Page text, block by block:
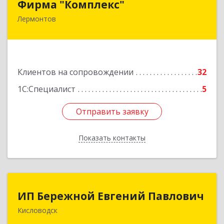
Фирма "Комплекс"
Лермонтов
Клиентов на сопровождении
32
1С:Специалист
5
Отправить заявку
Показать контакты
357348, Ставропольский край, Лермонтов г,
Отправить заявку
Назад
ИП Бережной Евгений Павлович
Кисловодск
ИП Бережной Евгений Павлович
357748, Ставропольский край, Кисловодск г,